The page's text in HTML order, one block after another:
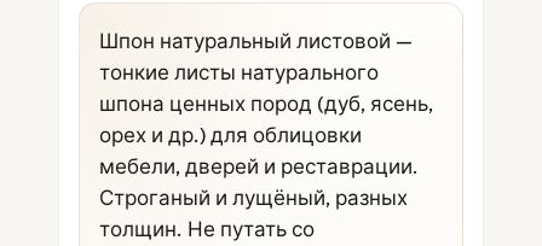
Шпон натуральный листовой —
тонкие листы натурального
шпона ценных пород (дуб, ясень,
орех и др.) для облицовки
мебели, дверей и реставрации.
Строганый и лущёный, разных
толщин. Не путать со